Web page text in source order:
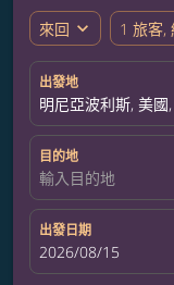
來回 expand_more 1 旅客,
出發地
明尼亞波利斯, 美
目的地
輸入目的地
出發日期
fc-booking-
2026/08/15